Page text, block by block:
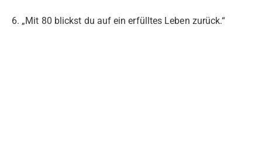
6. „Mit 80 blickst du auf ein erfülltes Leben zurück.“